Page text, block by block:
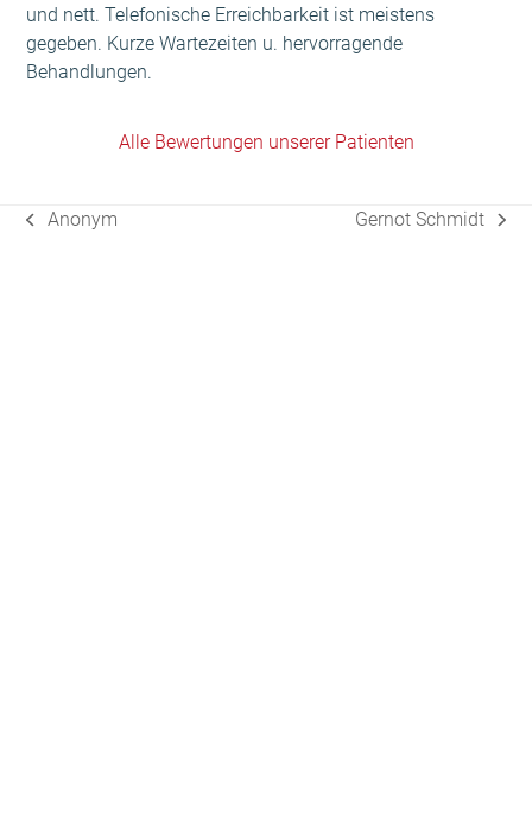
und nett. Telefonische Erreichbarkeit ist meistens
gegeben. Kurze Wartezeiten u. hervorragende
Behandlungen.
Alle Bewertungen unserer Patienten
vorheriger
Anonym
Nächster
Gernot Schmidt